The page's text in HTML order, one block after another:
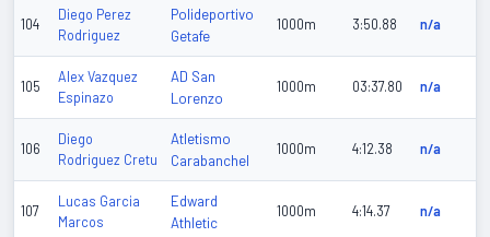
104
Diego Perez
Rodriguez
Polideportivo
Getafe
1000m 3:50.88 n/a
105
Alex Vazquez
Espinazo
AD San
Lorenzo
1000m 03:37.80 n/a
106
Diego
Rodriguez Cretu
Atletismo
Carabanchel
1000m 4:12.38 n/a
107
Lucas Garcia
Marcos
Edward
Athletic
1000m 4:14.37 n/a